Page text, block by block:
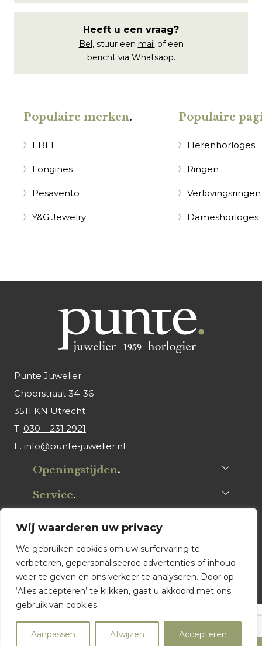
Wij waarderen uw privacy
We gebruiken cookies om uw surfervaring te
verbeteren, gepersonaliseerde advertenties of inhoud
weer te geven en ons verkeer te analyseren. Door op
‘Alles accepteren’ te klikken, gaat u akkoord met ons
gebruik van cookies.
Aanpassen Afwijzen Accepteren
Heeft u een vraag?
Bel, stuur een mail of een
bericht via Whatsapp.
Populaire merken.
EBEL
Longines
Pesavento
Y&G Jewelry
Populaire
Herenhorloges
Ringen
Verlovingsringen
Dameshorloges
Punte Juwelier
Choorstraat 34-36
3511 KN Utrecht
T. 030 – 231 2921
E. info@punte-juwelier.nl
Openingstijden.
Service.
Volg ons
© Punte Juwelier Utrecht. Website ontwerp & realisatie:
Watch this Agency BV Almere